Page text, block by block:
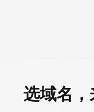
view the registrar's
选域名